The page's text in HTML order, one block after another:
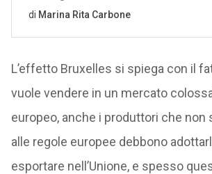
L’effetto Bruxelles si spiega con il
vuole vendere in un mercato
europeo, anche i produttori che non
alle regole europee debbono
esportare nell’Unione, e spesso